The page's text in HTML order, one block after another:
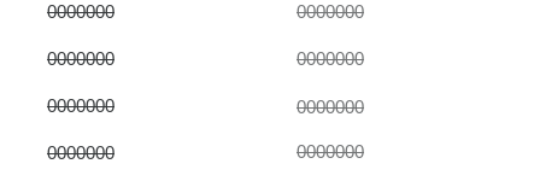
0000000
0000000
0000000
0000000
0000000
0000000
0000000
0000000